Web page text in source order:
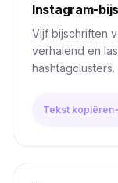
Instagram-
Vijf bijschriften
verhalend en
hashtagclusters.
Tekst kopiëren